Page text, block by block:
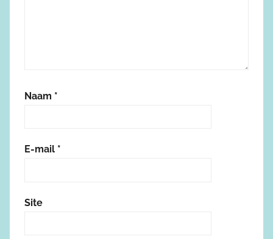
Naam *
E-mail *
Site